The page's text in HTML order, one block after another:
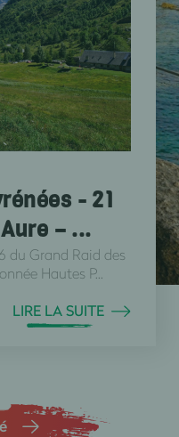
- 21
– ...
du Grand Raid des
Hautes P...
LIRE LA SUITE